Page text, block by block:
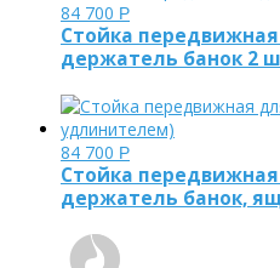
84 700 Р
Стойка
держатель банок 2
84 700 Р
Стойка
держатель банок,